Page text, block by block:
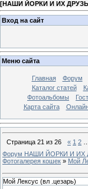
[НАШИ ЙОРКИ И ИХ
Вход на сайт
Меню сайта
Главная Форум
Каталог статей
Фотоальбомы
Карта сайта
Страница 21 из 26 « 1 2
Форум НАШИ ЙОРКИ И ИХ
Фотогалерея кошек » Мой
Мой Лексус (вл .цезарь)